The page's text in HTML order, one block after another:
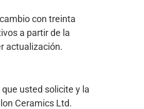
con treinta
a partir de la
actualización.
usted solicite y la
Ceramics Ltd.